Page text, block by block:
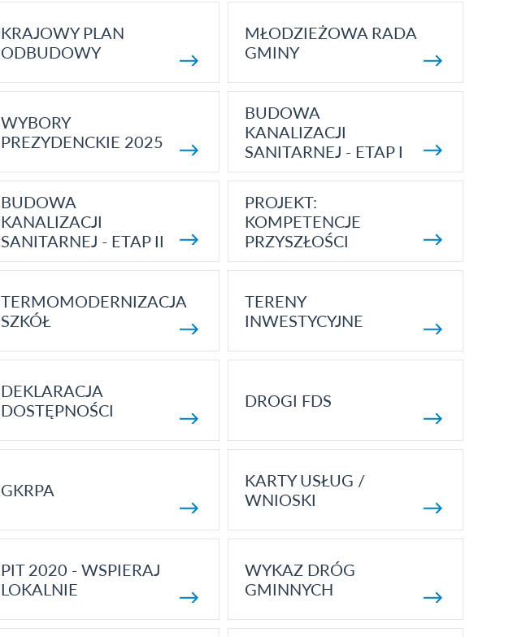
KRAJOWY PLAN
ODBUDOWY
MŁODZIEŻOWA RADA
GMINY
WYBORY
PREZYDENCKIE 2025
BUDOWA
KANALIZACJI
SANITARNEJ - ETAP I
BUDOWA
KANALIZACJI
SANITARNEJ - ETAP II
PROJEKT:
KOMPETENCJE
PRZYSZŁOŚCI
TERMOMODERNIZACJA
SZKÓŁ
TERENY
INWESTYCYJNE
DEKLARACJA
DOSTĘPNOŚCI
DROGI FDS
GKRPA
KARTY USŁUG /
WNIOSKI
PIT 2020 - WSPIERAJ
LOKALNIE
WYKAZ DRÓG
GMINNYCH